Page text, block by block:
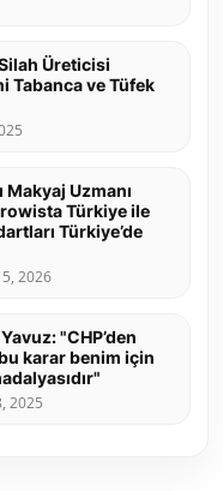
Üreticisi
Tabanca ve Tüfek
Makyaj Uzmanı
Türkiye ile
Türkiye’de
2026
"CHP’den
karar benim için
2025